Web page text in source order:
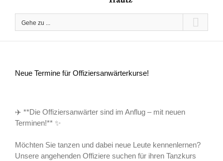
Gehe zu ...
Neue Termine für Offiziersanwärterkurse!
grösseres
Bild
✈️ **Die Offiziersanwärter sind im Anflug – mit neuen
Terminen!** ✨
Möchten Sie tanzen und dabei neue Leute kennenlernen?
Unsere angehenden Offiziere suchen für ihren Tanzkurs